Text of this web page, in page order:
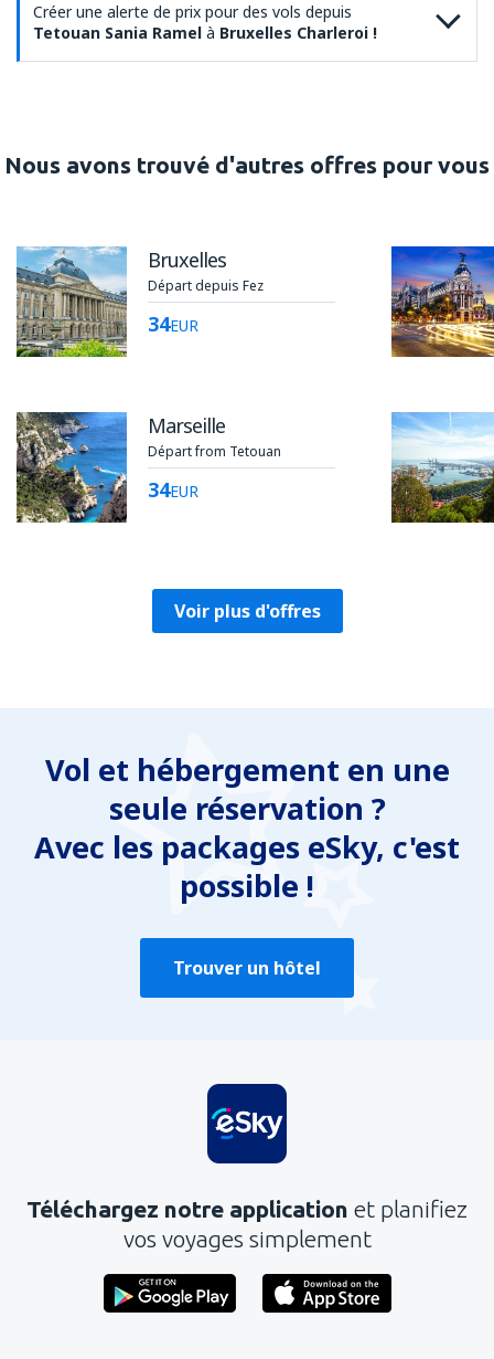
Créer une alerte de prix pour des vols depuis
Tetouan Sania Ramel à Bruxelles Charleroi !
Nous avons trouvé d'autres offres pour vous
Bruxelles
Départ depuis Fez
34EUR
Marseille
Départ from Tetouan
34EUR
Voir plus d'offres
Vol et hébergement en une
seule réservation ?
Avec les packages eSky, c'est
possible !
Trouver un hôtel
Téléchargez notre application et planifiez
vos voyages simplement